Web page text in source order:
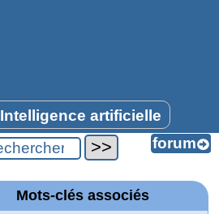
Intelligence artificielle
Mots-clés associés